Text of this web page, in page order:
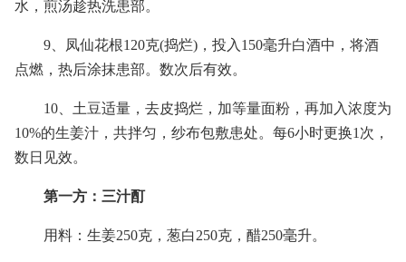
水，煎汤趁热洗患部。
9、凤仙花根120克(捣烂)，投入150毫升白酒中，将酒
点燃，热后涂抹患部。数次后有效。
10、土豆适量，去皮捣烂，加等量面粉，再加入浓度为
10%的生姜汁，共拌匀，纱布包敷患处。每6小时更换1次，
数日见效。
第一方：三汁酊
用料：生姜250克，葱白250克，醋250毫升。